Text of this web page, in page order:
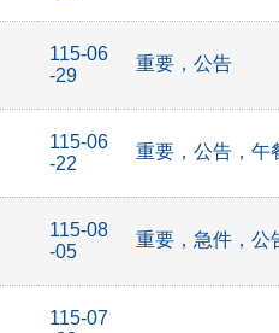
115-06
-29
重要，公告
115-06
-22
重要，公告，午
115-08
-05
重要，急件，公
115-07